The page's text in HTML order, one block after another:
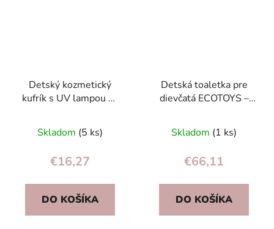
Detský kozmetický
kufrík s UV lampou —
a doplnky 3+
Skladom (5 ks)
€16,27
DO KOŠÍKA
Detská toaletka pre
dievčatá ECOTOYS –
drevená, s taburetkom
Skladom (1 ks)
€66,11
DO KOŠÍKA